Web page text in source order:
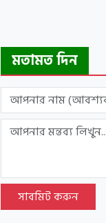
মতামত দিন
সাবমিট করুন